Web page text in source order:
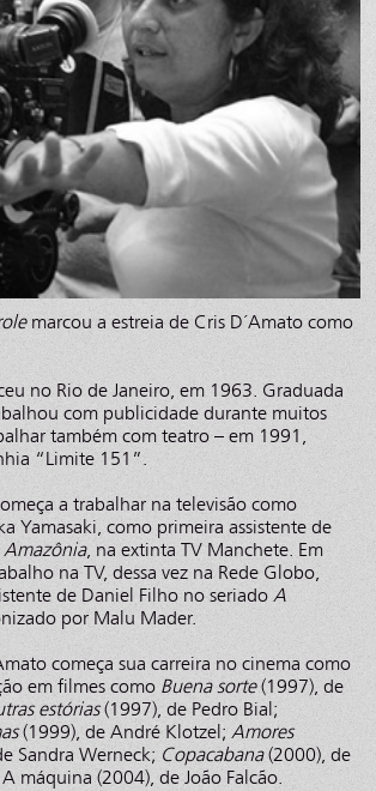
marcou a estreia de Cris D´Amato como
no Rio de Janeiro, em 1963. Graduada
com publicidade durante muitos
também com teatro – em 1991,
“Limite 151”.
a trabalhar na televisão como
Yamasaki, como primeira assistente de
Amazônia, na extinta TV Manchete. Em
na TV, dessa vez na Rede Globo,
de Daniel Filho no seriadoA
por Malu Mader.
começa sua carreira no cinema como
em filmes como Buena sorte(1997), de
estórias(1997), de Pedro Bial;
(1999), de André Klotzel;Amores
Sandra Werneck; Copacabana(2000), de
máquina (2004), de João Falcão.